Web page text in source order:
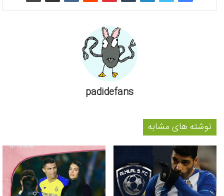
padidefans
نوشته های مشابه